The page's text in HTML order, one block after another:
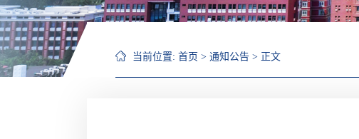
当前位置: 首页 > 通知公告 > 正文